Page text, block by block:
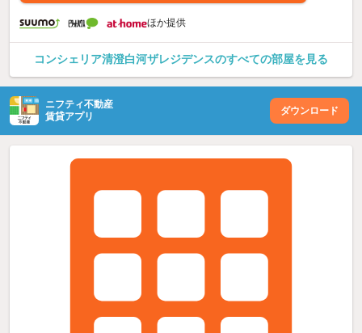
ほか提供
コンシェリア清澄白河ザレジデンスのすべての部屋を見る
ニフティ不動産
賃貸アプリ
ダウンロード